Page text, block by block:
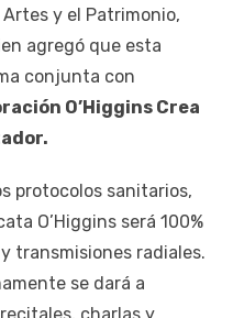
y el Patrimonio,
agregó que esta
conjunta con
O’Higgins Crea
protocolos sanitarios,
O’Higgins será 100%
transmisiones radiales.
se dará a